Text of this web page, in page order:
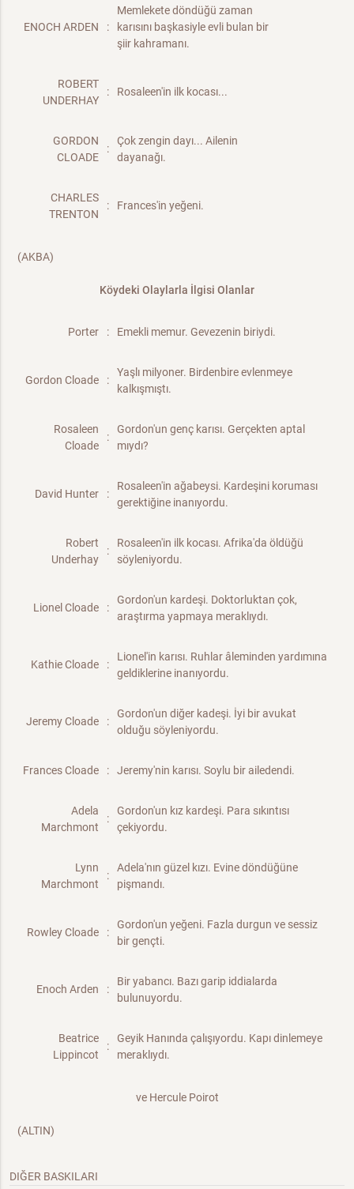
ENOCH ARDEN :
Memlekete döndüğü zaman
karısını başkasiyle evli bulan bir
şiir kahramanı.
ROBERT
UNDERHAY
: Rosaleen'in ilk kocası...
GORDON
CLOADE
:
Çok zengin dayı... Ailenin
dayanağı.
CHARLES
TRENTON
: Frances'in yeğeni.
(AKBA)
Köydeki Olaylarla İlgisi Olanlar
Porter : Emekli memur. Gevezenin biriydi.
Gordon Cloade :
Yaşlı milyoner. Birdenbire evlenmeye
kalkışmıştı.
Rosaleen
Cloade
:
Gordon'un genç karısı. Gerçekten aptal
mıydı?
David Hunter :
Rosaleen'in ağabeysi. Kardeşini koruması
gerektiğine inanıyordu.
Robert
Underhay
:
Rosaleen'in ilk kocası. Afrika'da öldüğü
söyleniyordu.
Lionel Cloade :
Gordon'un kardeşi. Doktorluktan çok,
araştırma yapmaya meraklıydı.
Kathie Cloade :
Lionel'in karısı. Ruhlar âleminden yardımına
geldiklerine inanıyordu.
Jeremy Cloade :
Gordon'un diğer kadeşi. İyi bir avukat
olduğu söyleniyordu.
Frances Cloade : Jeremy'nin karısı. Soylu bir ailedendi.
Adela
Marchmont
:
Gordon'un kız kardeşi. Para sıkıntısı
çekiyordu.
Lynn
Marchmont
:
Adela'nın güzel kızı. Evine döndüğüne
pişmandı.
Rowley Cloade :
Gordon'un yeğeni. Fazla durgun ve sessiz
bir gençti.
Enoch Arden :
Bir yabancı. Bazı garip iddialarda
bulunuyordu.
Beatrice
Lippincot
:
Geyik Hanında çalışıyordu. Kapı dinlemeye
meraklıydı.
ve Hercule Poirot
(ALTIN)
DIĞER BASKILARI